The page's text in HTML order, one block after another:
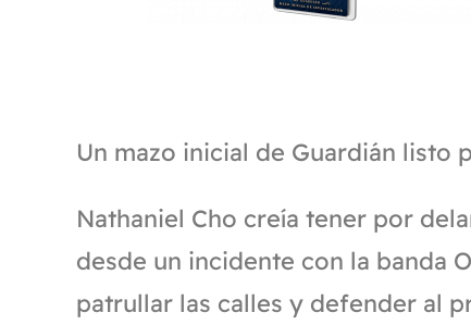
Un mazo inicial de Guardián listo
Nathaniel Cho creía tener por
desde un incidente con la banda
patrullar las calles y defender al